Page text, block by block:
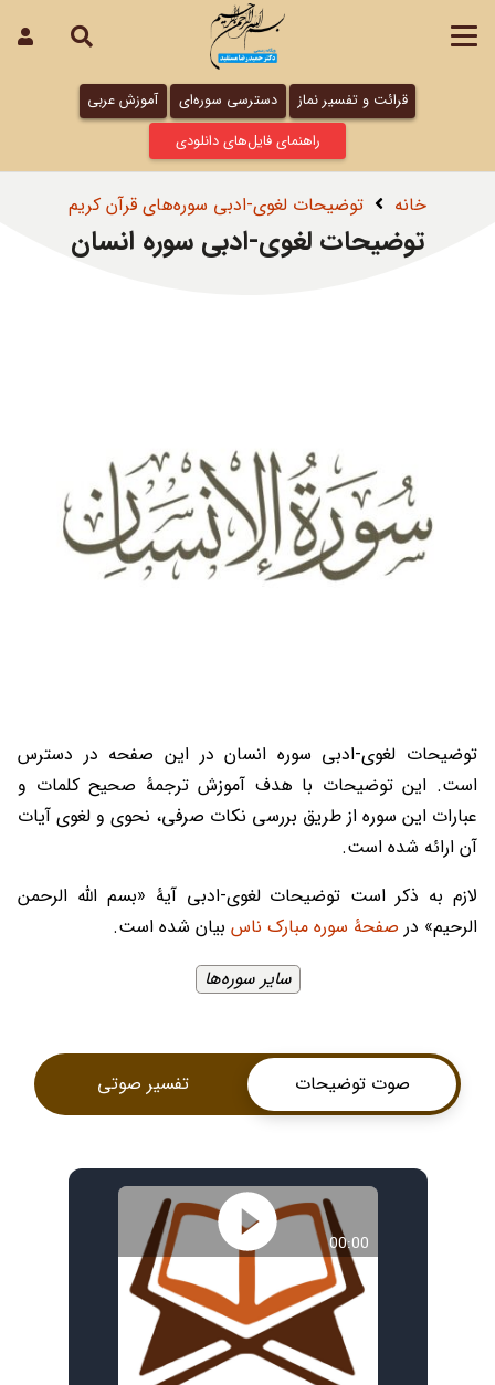
قرائت و تفسیر نماز دسترسی سوره‌ای
آموزش عربی
راهنمای فایل‌های دانلودی
خانه توضیحات لغوی-ادبی سوره‌های قرآن کریم
توضیحات لغوی-ادبی سوره انسان
توضیحات لغوی-ادبی سوره انسان در این صفحه در دسترس
است. این توضیحات با هدف آموزش ترجمۀ صحیح کلمات و
عبارات این سوره از طریق بررسی نکات صرفی، نحوی و لغوی آیات
آن ارائه شده است.
لازم به ذکر است توضیحات لغوی-ادبی آیۀ «بسم الله الرحمن
الرحیم» در صفحۀ سوره مبارک ناس بیان شده است.
سایر سوره‌ها
صوت توضیحات تفسیر صوتی